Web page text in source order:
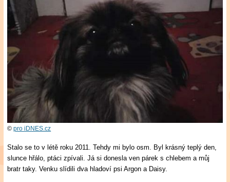
©pro iDNES.cz
Stalo se to v létě roku 2011. Tehdy mi bylo osm. Byl krásný teplý den,
slunce hřálo, ptáci zpívali. Já si donesla ven párek s chlebem a můj
bratr taky. Venku slídili dva hladoví psi Argon a Daisy.